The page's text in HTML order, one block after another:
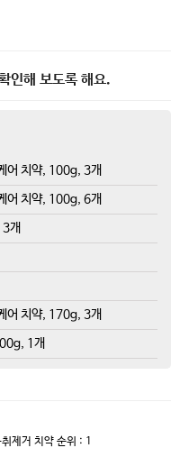
인해 보도록 해요.
어 치약, 100g, 3개
어 치약, 100g, 6개
개
어 치약, 170g, 3개
1개
제거 치약순위 : 1